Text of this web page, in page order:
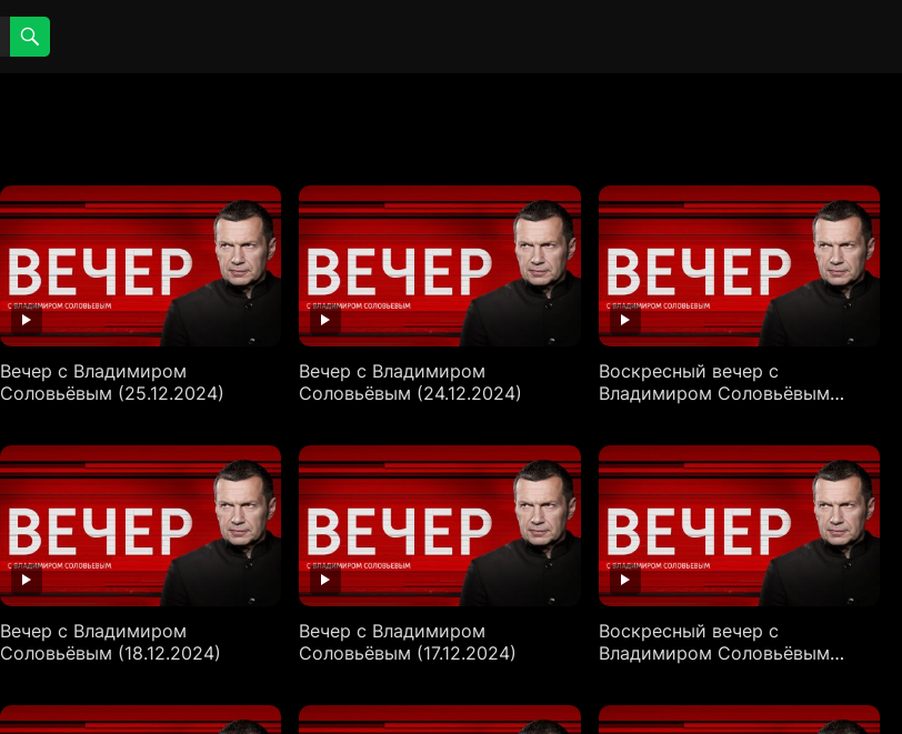
Вечер с Владимиром
Соловьёвым (25.12.2024)
Вечер с Владимиром
Соловьёвым (24.12.2024)
Воскресный вечер с
Владимиром Соловьёвым
Вечер с Владимиром
Соловьёвым (18.12.2024)
Вечер с Владимиром
Соловьёвым (17.12.2024)
Воскресный вечер с
Владимиром Соловьёвым